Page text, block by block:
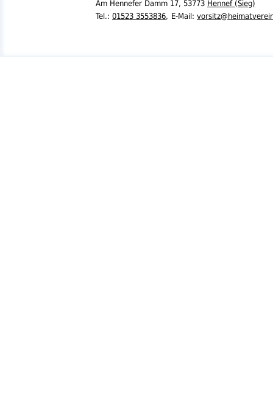
Am Hennefer Damm 17, 53773 Hennef (Sieg)
Tel.: 01523 3553836, E-Mail: